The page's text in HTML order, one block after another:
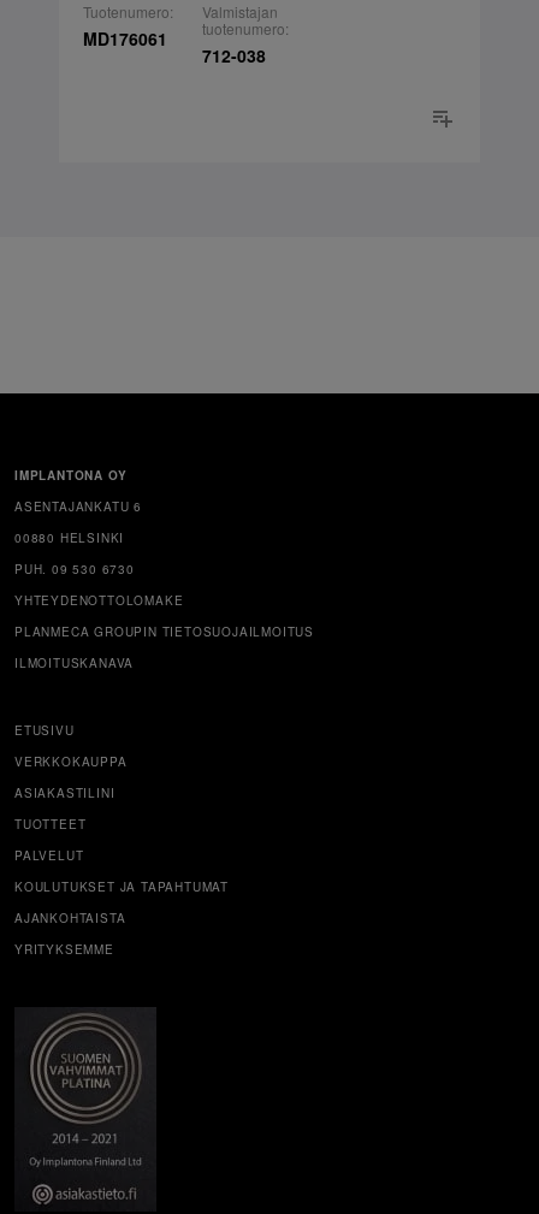
Tuotenumero:
MD176061
Valmistajan
tuotenumero:
712-038
IMPLANTONA OY
ASENTAJANKATU 6
00880 HELSINKI
PUH. 09 530 6730
YHTEYDENOTTOLOMAKE
PLANMECA GROUPIN TIETOSUOJAILMOITUS
ILMOITUSKANAVA
ETUSIVU
VERKKOKAUPPA
ASIAKASTILINI
TUOTTEET
PALVELUT
KOULUTUKSET JA TAPAHTUMAT
AJANKOHTAISTA
YRITYKSEMME